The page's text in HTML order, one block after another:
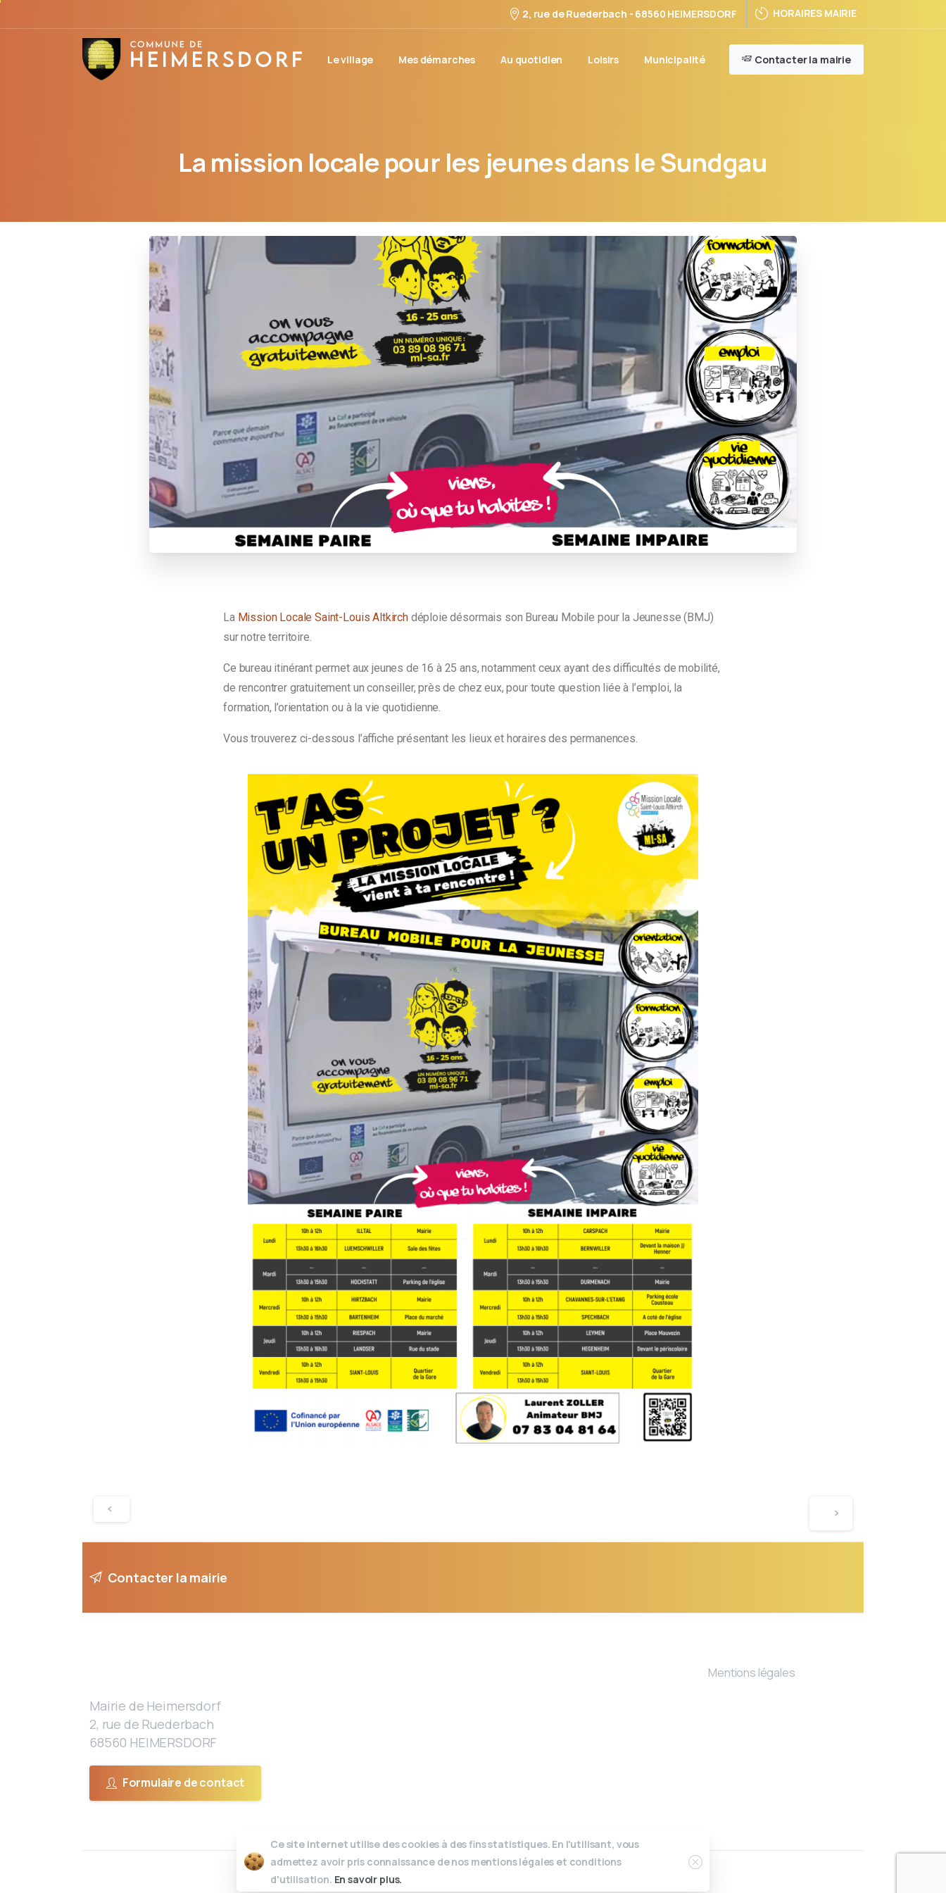
2, rue de Ruederbach - 68560 HEIMERSDORF HORAIRES MAIRIE
Le village Mes démarches Au quotidien Loisirs Municipalité Contacter la mairie
La mission localepour les jeunesdans leSundgau
La Mission Locale Saint-Louis Altkirchdéploie désormais son Bureau Mobile pour la Jeunesse (BMJ)
sur notre territoire.
Ce bureau itinérant permet aux jeunes de 16 à 25 ans, notamment ceux ayant des difficultés de mobilité,
de rencontrer gratuitement un conseiller, près de chez eux, pour toute question liée à l’emploi, la
formation, l’orientation ou à la vie quotidienne.
Vous trouverez ci-dessous l’affiche présentant les lieux et horaires des permanences.
Contacter la mairie
Mairie de Heimersdorf
2, rue de Ruederbach
68560 HEIMERSDORF
Formulaire de contact
Mentions légales
Conception :Wapen - Communication web, photo & vidéo à Hirtzbach
Ce site internet utilise des cookies à des fins statistiques. En l'utilisant, vous
admettez avoir pris connaissance de nos mentions légales et conditions
d'utilisation. En savoir plus.